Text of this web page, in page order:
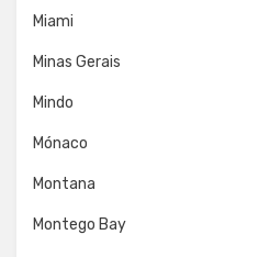
Miami
Minas Gerais
Mindo
Mónaco
Montana
Montego Bay